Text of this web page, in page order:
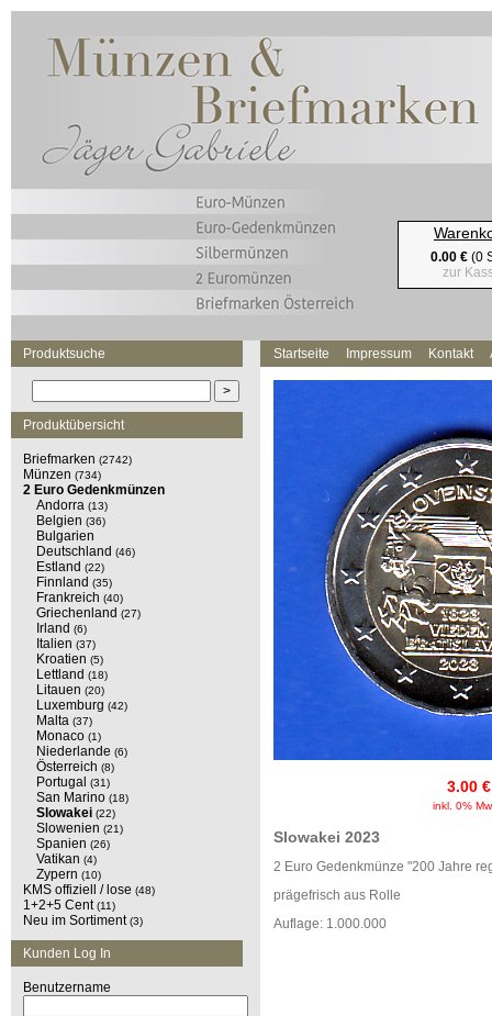
0.00 € (0
zur
Produktsuche
Produktübersicht
Briefmarken (2742)
Münzen (734)
2 Euro Gedenkmünzen
Andorra (13)
Belgien (36)
Bulgarien
Deutschland (46)
Estland (22)
Finnland (35)
Frankreich (40)
Griechenland (27)
Irland (6)
Italien (37)
Kroatien (5)
Lettland (18)
Litauen (20)
Luxemburg (42)
Malta (37)
Monaco (1)
Niederlande (6)
Österreich (8)
Portugal (31)
San Marino (18)
Slowakei (22)
Slowenien (21)
Spanien (26)
Vatikan (4)
Zypern (10)
KMS offiziell / lose (48)
1+2+5 Cent (11)
Neu im Sortiment (3)
Kunden Log In
Benutzername
Startseite Impressum Kontakt
3.00 €
inkl. 0%
Slowakei 2023
2 Euro Gedenkmünze "200 Jahre
prägefrisch aus Rolle
Auflage: 1.000.000